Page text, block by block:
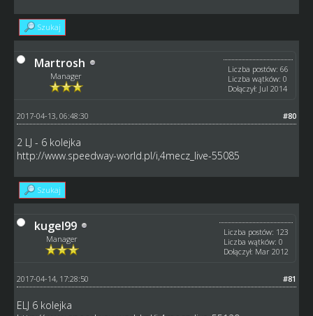
Szukaj
Martrosh
Manager
Liczba postów: 66
Liczba wątków: 0
Dołączył: Jul 2014
#80
2017-04-13, 06:48:30
2 LJ - 6 kolejka
http://www.speedway-world.pl/i,4mecz_live-55085
Szukaj
kugel99
Manager
Liczba postów: 123
Liczba wątków: 0
Dołączył: Mar 2012
#81
2017-04-14, 17:28:50
ELJ 6 kolejka